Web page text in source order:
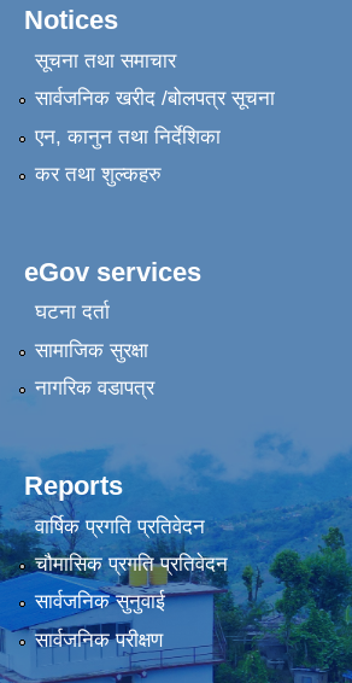
Notices
सूचना तथा समाचार
सार्वजनिक खरीद /बोलपत्र सूचना
एन, कानुन तथा निर्देशिका
कर तथा शुल्कहरु
eGov services
घटना दर्ता
सामाजिक सुरक्षा
नागरिक वडापत्र
Reports
वार्षिक प्रगति प्रतिवेदन
चौमासिक प्रगति प्रतिवेदन
सार्वजनिक सुनुवाई
सार्वजनिक परीक्षण